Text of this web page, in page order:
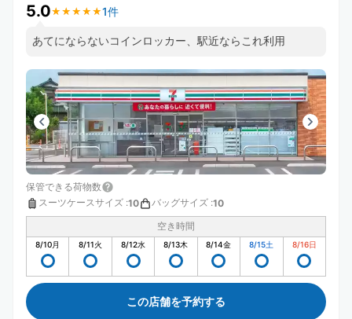
5.0★ ★ ★ ★ ★
★ ★ ★ ★ ★1件
あてにならないコインロッカー、駅近ならこれ利用
保管できる荷物数
スーツケースサイズ :10 バッグサイズ :10
空き時間
8/10月 8/11火 8/12水 8/13木 8/14金 8/15土 8/16日
この店舗を予約する